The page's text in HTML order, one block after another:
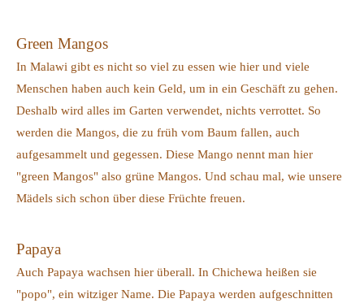
Green Mangos
In Malawi gibt es nicht so viel zu essen wie hier und viele
Menschen haben auch kein Geld, um in ein Geschäft zu gehen.
Deshalb wird alles im Garten verwendet, nichts verrottet. So
werden die Mangos, die zu früh vom Baum fallen, auch
aufgesammelt und gegessen. Diese Mango nennt man hier
"green Mangos" also grüne Mangos. Und schau mal, wie unsere
Mädels sich schon über diese Früchte freuen.
Papaya
Auch Papaya wachsen hier überall. In Chichewa heißen sie
"popo", ein witziger Name. Die Papaya werden aufgeschnitten